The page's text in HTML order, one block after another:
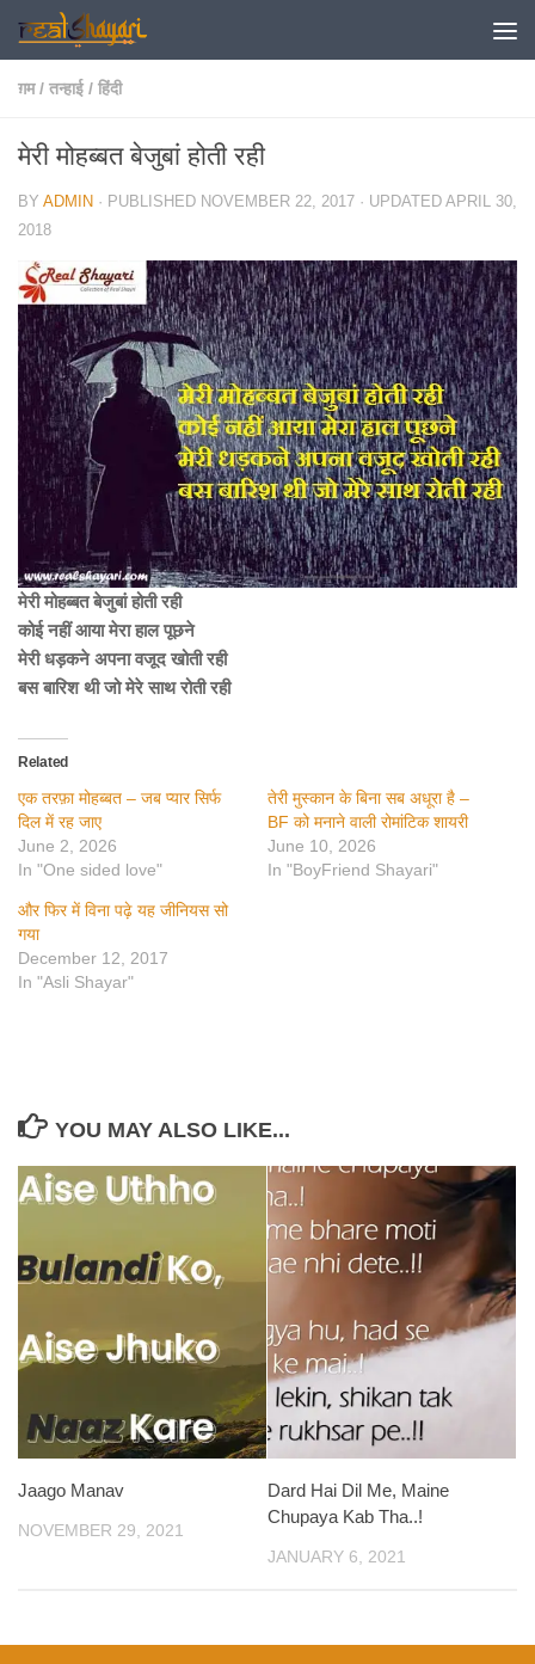
Skip to content
ग़म / तन्हाई / हिंदी
मेरी मोहब्बत बेजुबां होती रही
BY ADMIN · PUBLISHED NOVEMBER 22, 2017 · UPDATED APRIL 30,
2018
मेरी मोहब्बत बेजुबां होती रही
कोई नहीं आया मेरा हाल पूछने
मेरी धड़कने अपना वजूद खोती रही
बस बारिश थी जो मेरे साथ रोती रही
Related
एक तरफ़ा मोहब्बत – जब प्यार सिर्फ
दिल में रह जाए
June 2, 2026
In "One sided love"
तेरी मुस्कान के बिना सब अधूरा है –
BF को मनाने वाली रोमांटिक शायरी
June 10, 2026
In "BoyFriend Shayari"
और फिर में विना पढ़े यह जीनियस सो
गया
December 12, 2017
In "Asli Shayar"
YOU MAY ALSO LIKE...
Jaago Manav
NOVEMBER 29, 2021
Dard Hai Dil Me, Maine
Chupaya Kab Tha..!
JANUARY 6, 2021